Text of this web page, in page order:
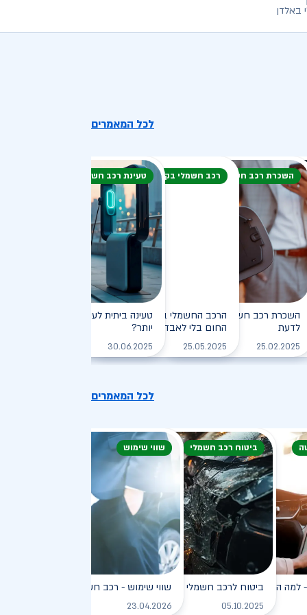
באלדן
לכל המאמרים
לקריאה
רכב חשמלי: המדריך
יעילה וירוקה
לקריאה
השכרת רכב חשמלי
השכרת רכב חשמלי: חיסכון, נוחות וכל מה שצריך
לדעת
25.02.2025 לקריאה
רכב חשמלי בקיץ
הרכב החשמלי בקיץ הישראלי: איך שורדים את
החום בלי לאבד טווח?
25.05.2025
טעינת רכב חשמלי
טעינה ביתית לעומת טעינה ציבורית -
יותר?
30.06.2025
לכל המאמרים
לקריאה
הוא כל כך פופולרי?
לקריאה
ביטוח רכב חשמלי
ביטוח לרכב חשמלי
05.10.2025
שווי שימוש
שווי שימוש - רכב חשמלי
23.04.2026